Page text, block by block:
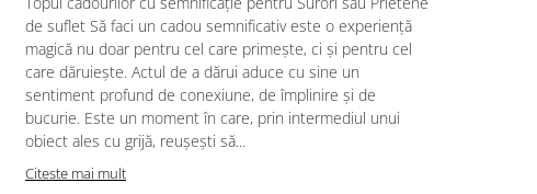
de suflet Să faci un cadou semnificativ este o experiență
magică nu doar pentru cel care primește, ci și pentru cel
care dăruiește. Actul de a dărui aduce cu sine un
sentiment profund de conexiune, de împlinire și de
bucurie. Este un moment în care, prin intermediul unui
obiect ales cu grijă, reușești să...
Citeste mai mult